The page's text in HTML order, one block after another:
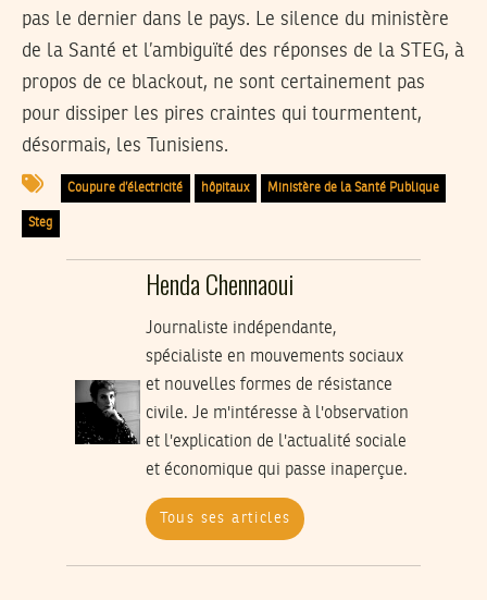
pas le dernier dans le pays. Le silence du ministère
de la Santé et l’ambiguïté des réponses de la STEG, à
propos de ce blackout, ne sont certainement pas
pour dissiper les pires craintes qui tourmentent,
désormais, les Tunisiens.
Coupure d’électricité hôpitaux Ministère de la Santé Publique
Steg
Henda Chennaoui
Journaliste indépendante,
spécialiste en mouvements sociaux
et nouvelles formes de résistance
civile. Je m'intéresse à l'observation
et l'explication de l'actualité sociale
et économique qui passe inaperçue.
Tous ses articles